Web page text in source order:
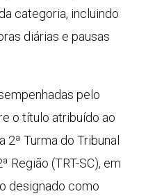
categoria, incluindo
diárias e pausas
pelo
o título atribuído ao
2ª Turma do Tribunal
Região (TRT-SC), em
designado como